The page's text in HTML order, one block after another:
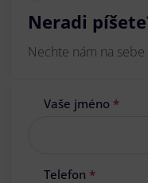
Neradi
Nechte nám na sebe
Vaše jméno *
Telefon *